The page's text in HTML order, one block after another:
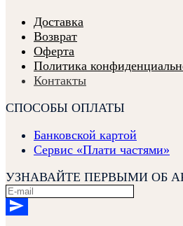
Доставка
Возврат
Оферта
Политика
Контакты
СПОСОБЫ ОПЛАТЫ
Банковской картой
Сервис «Плати частями»
УЗНАВАЙТЕ ПЕРВЫМИ ОБ